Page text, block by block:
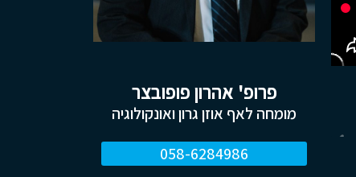
פרופ' אהרון פופובצר
מומחה לאף אוזן גרון ואונקולוגיה
058-6284986